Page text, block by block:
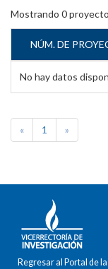
Mostrando 0
NÚM. DE
No hay datos
« 1 »
Regresar al Portal de